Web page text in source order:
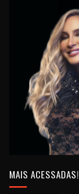
MAIS ACESSADAS!